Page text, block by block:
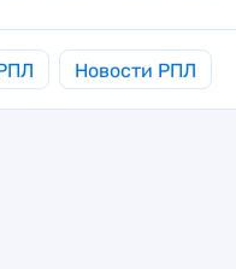
Новости РПЛ